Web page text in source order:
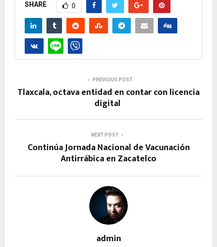
SHARE 0
PREVIOUS POST
Tlaxcala, octava entidad en contar con licencia
digital
NEXT POST
Continúa Jornada Nacional de Vacunación
Antirrábica en Zacatelco
admin